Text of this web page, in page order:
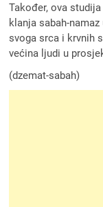
Također, ova
klanja sabah-
svoga srca i krvnih
većina ljudi u
(dzemat-sabah)